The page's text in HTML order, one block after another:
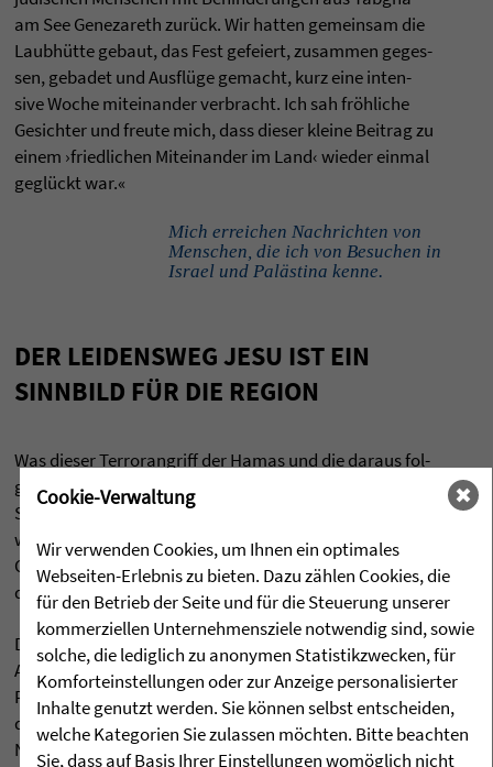
am See Gene­za­reth zurück. Wir hat­ten gemein­sam die
Laubhütte gebaut, das Fest gefei­ert, zusam­men geges­
sen, geba­det und Ausflüge gemacht, kurz eine inten­
sive Woche mit­ein­an­der ver­bracht. Ich sah fröhli­che
Gesich­ter und freute mich, dass die­ser kleine Bei­trag zu
einem ›fried­li­chen Mitein­an­der im Land‹ wie­der ein­mal
geglückt war.«
Mich erreichen Nachrichten von
Menschen, die ich von Besuchen in
Israel und Palästina kenne.
DER LEI­DENS­WEG JESU IST EIN
SINN­BILD FÜR DIE REGION
Was die­ser Ter­ror­an­griff der Hamas und die dar­aus fol­
gen­den Ver­gel­tungs- und Angriffsmaßnah­men des
Staa­tes Israel für diese Arbeit und für andere bedeu­ten
wird, ist noch nicht abzu­se­hen. Als Chris­tin­nen und
Chris­ten ste­hen wir an der Seite Israels und trau­ern mit
den Men­schen.
Des­halb will ich für die Entführten, Ver­letz­ten,
Angehörigen aller Opfer – auch der­je­ni­gen, die in
Palästina unschul­dig unter dem Ter­ror der Hamas lei­
den. Und die Sorge um die Zukunft und den Frie­den im
Nahen Osten vor Gott brin­gen.
Cookie-Verwaltung
Wir verwenden Cookies, um Ihnen ein optimales
Webseiten-Erlebnis zu bieten. Dazu zählen Cookies, die
für den Betrieb der Seite und für die Steuerung unserer
kommerziellen Unternehmensziele notwendig sind, sowie
solche, die lediglich zu anonymen Statistikzwecken, für
Komforteinstellungen oder zur Anzeige personalisierter
Inhalte genutzt werden. Sie können selbst entscheiden,
welche Kategorien Sie zulassen möchten. Bitte beachten
Sie, dass auf Basis Ihrer Einstellungen womöglich nicht